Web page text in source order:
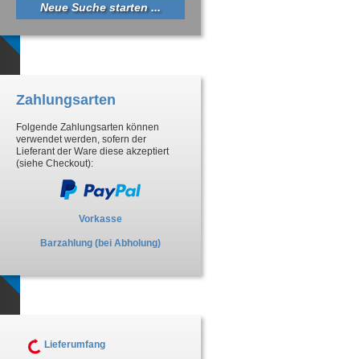
Neue Suche starten ...
Zahlungsarten
Folgende Zahlungsarten können
verwendet werden, sofern der
Lieferant der Ware diese akzeptiert
(siehe Checkout):
Vorkasse
Barzahlung (bei Abholung)
Lieferumfang